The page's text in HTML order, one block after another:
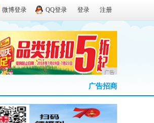
微博登录 QQ登录 登录 注册
广告
广告招商